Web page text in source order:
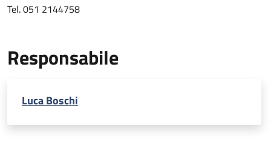
Tel. 051 2144758
Responsabile
Luca Boschi